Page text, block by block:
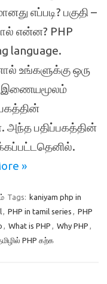
எப்படி? பகுதி –
என்ன? PHP
language.
உங்களுக்கு ஒரு
இணையமூலம்
பதிப்பகத்தின்
»
Tags: kaniyam php in
, PHP in tamil series , PHP
, What is PHP , Why PHP ,
PHP கற்க